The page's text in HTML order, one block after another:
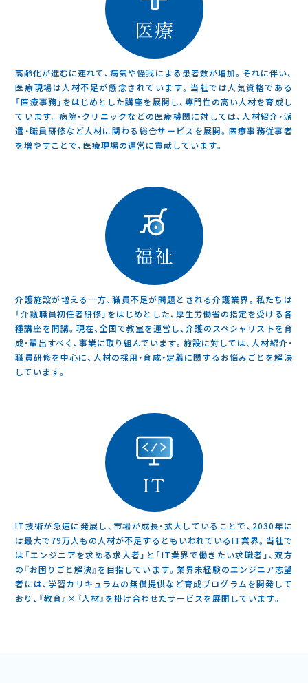
高齢化が進むに連れて、病気や怪我による患者数が増加。それに伴い、
医療現場は人材不足が懸念されています。当社では人気資格である
「医療事務」をはじめとした講座を展開し、専門性の高い人材を育成し
ています。病院・クリニックなどの医療機関に対しては、人材紹介・派
遣・職員研修など人材に関わる総合サービスを展開。医療事務従事者
を増やすことで、医療現場の運営に貢献しています。
介護施設が増える一方、職員不足が問題とされる介護業界。私たちは
「介護職員初任者研修」をはじめとした、厚生労働省の指定を受ける各
種講座を開講。現在、全国で教室を運営し、介護のスペシャリストを育
成・輩出すべく、事業に取り組んでいます。施設に対しては、人材紹介・
職員研修を中心に、人材の採用・育成・定着に関するお悩みごとを解決
しています。
IT技術が急速に発展し、市場が成長・拡大していることで、2030年に
は最大で79万人もの人材が不足するともいわれているIT業界。当社で
は「エンジニアを求める求人者」と「IT業界で働きたい求職者」、双方
の『お困りごと解決』を目指しています。業界未経験のエンジニア志望
者には、学習カリキュラムの無償提供など育成プログラムを開発して
おり、『教育』×『人材』を掛け合わせたサービスを展開しています。